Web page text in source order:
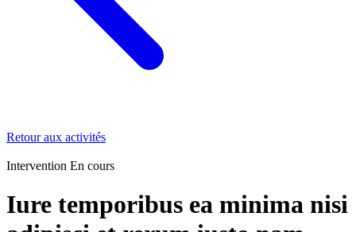
Retour aux activités
Intervention En cours
Iure temporibus ea minima nisi